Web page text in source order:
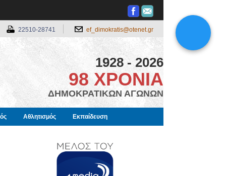
22510-28741 ef_dimokratis@otenet.gr
1928 - 2026
98 ΧΡΟΝΙΑ
ΔΗΜΟΚΡΑΤΙΚΩΝ ΑΓΩΝΩΝ
Αθλητισμός Εκπαίδευση